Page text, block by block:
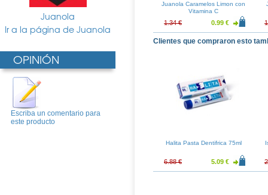
Juanola
Ir a la página de Juanola
OPINIÓN
Escriba un comentario para
este producto
Juanola Caramelos Limon con
Vitamina C
1.34 € 0.99 €
Clientes que compraron esto
Halita Pasta Dentifrica 75ml
6.88 € 5.09 €